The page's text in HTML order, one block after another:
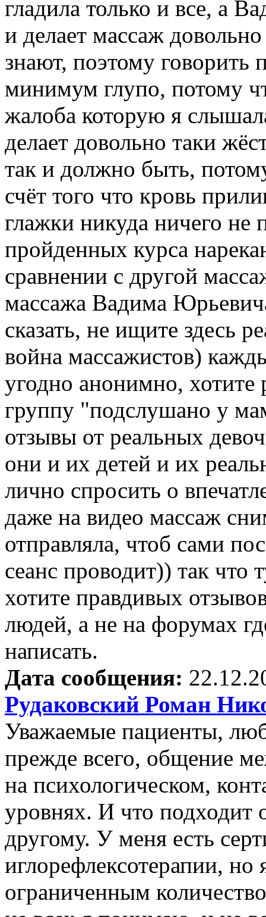
гладила только и все, а
и делает массаж
знают, поэтому говорить
минимум глупо, потому
жалоба которую я
делает довольно таки
так и должно быть,
счёт того что кровь
глажки никуда ничего не
пройденных курса
сравнении с другой
массажа Вадима
сказать, не ищите здесь
война массажистов)
угодно анонимно,
группу "подслушано у
отзывы от реальных
они и их детей и их
лично спросить о
даже на видео массаж
отправляла, чтоб сами
сеанс проводит)) так что
хотите правдивых
людей, а не на форумах
написать.
Дата сообщения:
Рудаковский Роман
Уважаемые пациенты,
прежде всего, общение
на психологическом,
уровнях. И что подходит
другому. У меня есть
иглорефлексотерапии, но
ограниченным